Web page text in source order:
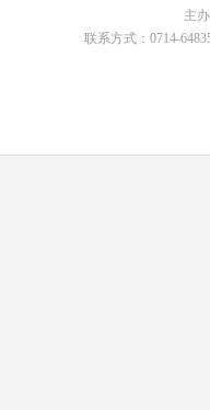
主
联系方式：0714-